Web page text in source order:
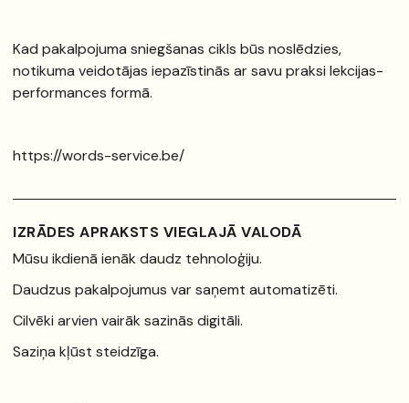
Kad pakalpojuma sniegšanas cikls būs noslēdzies,
notikuma veidotājas iepazīstinās ar savu praksi lekcijas-
performances formā.
https://words-service.be/
IZRĀDES APRAKSTS VIEGLAJĀ VALODĀ
Mūsu ikdienā ienāk daudz tehnoloģiju.
Daudzus pakalpojumus var saņemt automatizēti.
Cilvēki arvien vairāk sazinās digitāli.
Saziņa kļūst steidzīga.